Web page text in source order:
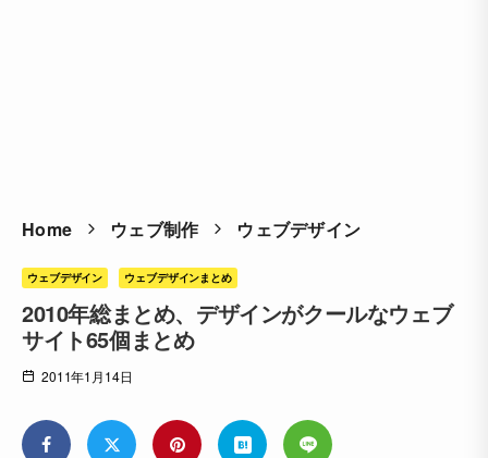
Home ウェブ制作 ウェブデザイン
ウェブデザイン ウェブデザインまとめ
2010年総まとめ、デザインがクールなウェブ
サイト65個まとめ
2011年1月14日